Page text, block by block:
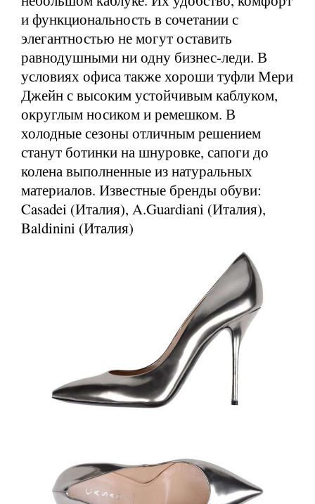
и функциональность в сочетании с
элегантностью не могут оставить
равнодушными ни одну бизнес-леди. В
условиях офиса также хороши туфли Мери
Джейн с высоким устойчивым каблуком,
округлым носиком и ремешком. В
холодные сезоны отличным решением
станут ботинки на шнуровке, сапоги до
колена выполненные из натуральных
материалов. Известные бренды обуви:
Casadei (Италия), A.Guardiani (Италия),
Baldinini (Италия)